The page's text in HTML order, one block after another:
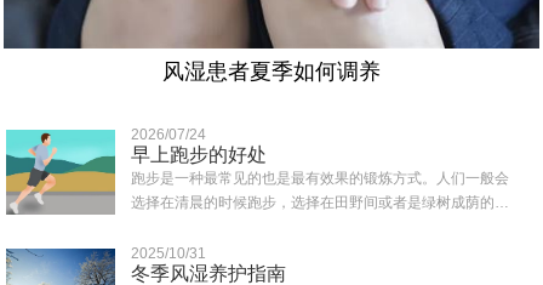
风湿患者夏季如何调养
2026/07/24
早上跑步的好处
跑步是一种最常见的也是最有效果的锻炼方式。人们一般会
选择在清晨的时候跑步，选择在田野间或者是绿树成荫的地
2025/10/31
冬季风湿养护指南